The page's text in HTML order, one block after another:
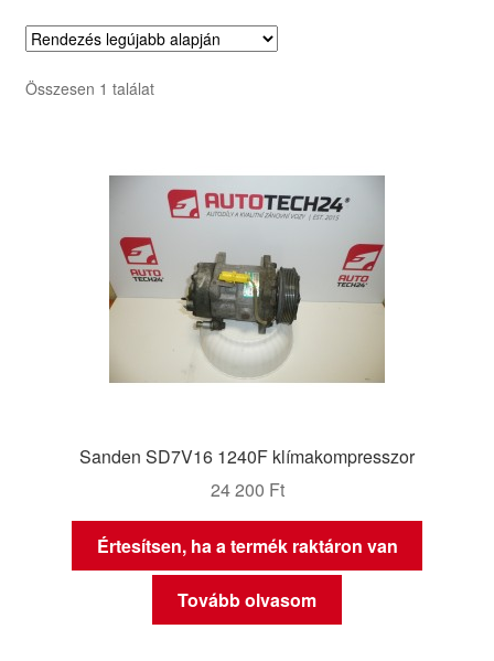
Összesen 1 találat
Sanden SD7V16 1240F klímakompresszor
24 200 Ft
Értesítsen, ha a termék raktáron van
Tovább olvasom